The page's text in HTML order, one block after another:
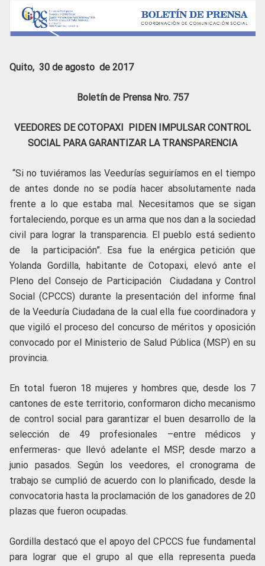
Quito, 30 de agosto de 2017
Boletín de Prensa Nro. 757
VEEDORES DE COTOPAXI PIDEN IMPULSAR CONTROL
SOCIAL PARA GARANTIZAR LA TRANSPARENCIA
“Si no tuviéramos las Veedurías seguiríamos en el tiempo
de antes donde no se podía hacer absolutamente nada
frente a lo que estaba mal. Necesitamos que se sigan
fortaleciendo, porque es un arma que nos dan a la sociedad
civil para lograr la transparencia. El pueblo está sediento
de la participación”. Esa fue la enérgica petición que
Yolanda Gordilla, habitante de Cotopaxi, elevó ante el
Pleno del Consejo de Participación Ciudadana y Control
Social (CPCCS) durante la presentación del informe final
de la Veeduría Ciudadana de la cual ella fue coordinadora y
que vigiló el proceso del concurso de méritos y oposición
convocado por el Ministerio de Salud Pública (MSP) en su
provincia.
En total fueron 18 mujeres y hombres que, desde los 7
cantones de este territorio, conformaron dicho mecanismo
de control social para garantizar el buen desarrollo de la
selección de 49 profesionales –entre médicos y
enfermeras- que llevó adelante el MSP, desde marzo a
junio pasados. Según los veedores, el cronograma de
trabajo se cumplió de acuerdo con lo planificado, desde la
convocatoria hasta la proclamación de los ganadores de 20
plazas que fueron ocupadas.
Gordilla destacó que el apoyo del CPCCS fue fundamental
para lograr que el grupo al que ella representa pueda